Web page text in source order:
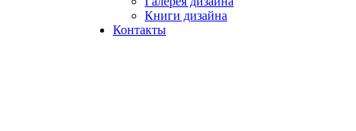
Книги дизайна
Контакты